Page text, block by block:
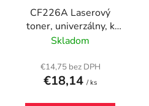
CF226A Laserový
toner, univerzálny, k
tlačiarňam LaserJet Pro
MF421DW, VICTORIA
TECHNOLOGY 26A,
Skladom
€14,75 bez DPH
€18,14 / ks